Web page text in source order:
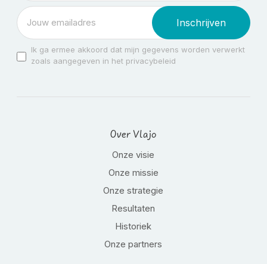
Inschrijven
Ik ga ermee akkoord dat mijn gegevens worden verwerkt
zoals aangegeven in het privacybeleid
Over Vlajo
Onze visie
Onze missie
Onze strategie
Resultaten
Historiek
Onze partners